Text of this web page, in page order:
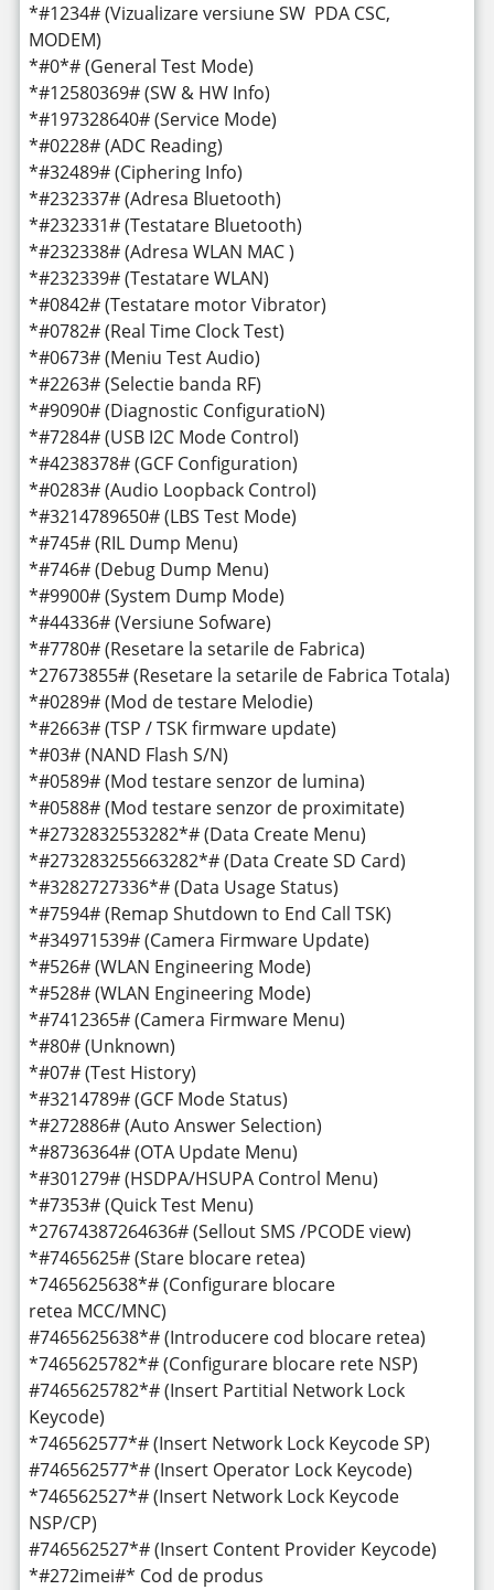
*#1234# (Vizualizare versiune SW PDA CSC,
MODEM)
*#0*# (General Test Mode)
*#12580369# (SW & HW Info)
*#197328640# (Service Mode)
*#0228# (ADC Reading)
*#32489# (Ciphering Info)
*#232337# (Adresa Bluetooth)
*#232331# (Testatare Bluetooth)
*#232338# (Adresa WLAN MAC )
*#232339# (Testatare WLAN)
*#0842# (Testatare motor Vibrator)
*#0782# (Real Time Clock Test)
*#0673# (Meniu Test Audio)
*#2263# (Selectie banda RF)
*#9090# (Diagnostic ConfiguratioN)
*#7284# (USB I2C Mode Control)
*#4238378# (GCF Configuration)
*#0283# (Audio Loopback Control)
*#3214789650# (LBS Test Mode)
*#745# (RIL Dump Menu)
*#746# (Debug Dump Menu)
*#9900# (System Dump Mode)
*#44336# (Versiune Sofware)
*#7780# (Resetare la setarile de Fabrica)
*27673855# (Resetare la setarile de Fabrica Totala)
*#0289# (Mod de testare Melodie)
*#2663# (TSP / TSK firmware update)
*#03# (NAND Flash S/N)
*#0589# (Mod testare senzor de lumina)
*#0588# (Mod testare senzor de proximitate)
*#2732832553282*# (Data Create Menu)
*#273283255663282*# (Data Create SD Card)
*#3282727336*# (Data Usage Status)
*#7594# (Remap Shutdown to End Call TSK)
*#34971539# (Camera Firmware Update)
*#526# (WLAN Engineering Mode)
*#528# (WLAN Engineering Mode)
*#7412365# (Camera Firmware Menu)
*#80# (Unknown)
*#07# (Test History)
*#3214789# (GCF Mode Status)
*#272886# (Auto Answer Selection)
*#8736364# (OTA Update Menu)
*#301279# (HSDPA/HSUPA Control Menu)
*#7353# (Quick Test Menu)
*27674387264636# (Sellout SMS /PCODE view)
*#7465625# (Stare blocare retea)
*7465625638*# (Configurare blocare
retea MCC/MNC)
#7465625638*# (Introducere cod blocare retea)
*7465625782*# (Configurare blocare rete NSP)
#7465625782*# (Insert Partitial Network Lock
Keycode)
*746562577*# (Insert Network Lock Keycode SP)
#746562577*# (Insert Operator Lock Keycode)
*746562527*# (Insert Network Lock Keycode
NSP/CP)
#746562527*# (Insert Content Provider Keycode)
*#272imei#* Cod de produs